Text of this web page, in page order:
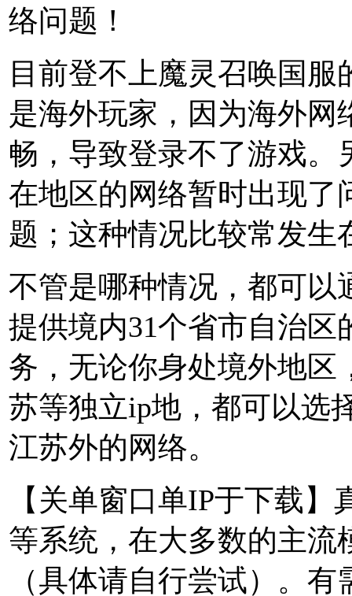
目前登不上魔灵召唤国
是海外玩家，因为海外网
畅，导致登录不了游戏。
在地区的网络暂时出现了
题；这种情况比较常发生
不管是哪种情况，都可以
提供境内31个省市自治区
务，无论你身处境外地区
苏等独立ip地，都可以选
江苏外的网络。
【关单窗口单IP于下载
等系统，在大多数的主流
（具体请自行尝试）。